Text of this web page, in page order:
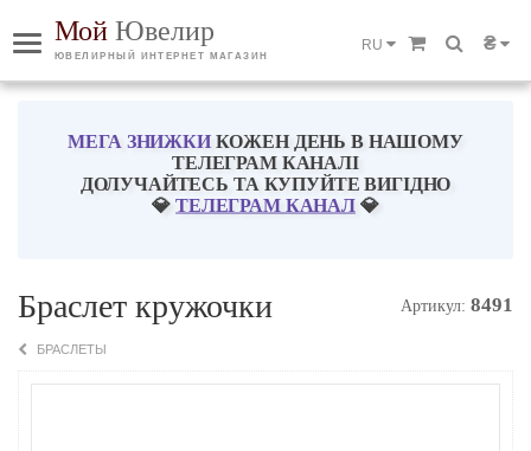
Мой Ювелир
ЮВЕЛИРНЫЙ ИНТЕРНЕТ МАГАЗИН
₴
RU
МЕГА ЗНИЖКИКОЖЕН ДЕНЬ В НАШОМУ
ТЕЛЕГРАМ КАНАЛІ
ДОЛУЧАЙТЕСЬ ТА КУПУЙТЕ ВИГІДНО
💎ТЕЛЕГРАМ КАНАЛ 💎
Браслет кружочки Артикул: 8491
БРАСЛЕТЫ